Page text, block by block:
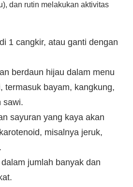
dan rutin melakukan aktivitas
1 cangkir, atau ganti dengan
berdaun hijau dalam menu
termasuk bayam, kangkung,
sawi.
sayuran yang kaya akan
misalnya jeruk,
jumlah banyak dan